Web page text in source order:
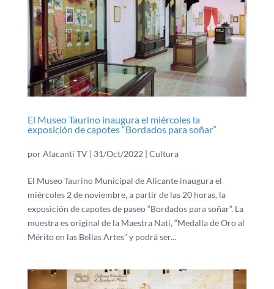
El Museo Taurino inaugura el miércoles la
exposición de capotes “Bordados para soñar”
porAlacanti TV| 31/Oct/2022 | Cultura
El Museo Taurino Municipal de Alicante inaugura el
miércoles 2 de noviembre, a partir de las 20 horas, la
exposición de capotes de paseo “Bordados para soñar”. La
muestra es original de la Maestra Nati, “Medalla de Oro al
Mérito en las Bellas Artes” y podrá ser...